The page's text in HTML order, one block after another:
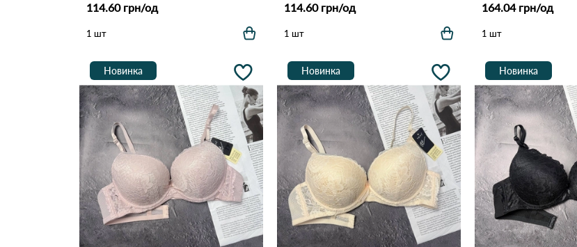
114.60 грн/од
1 шт
114.60 грн/од
1 шт
164.04 грн/од
1 шт
Новинка Новинка Новинка